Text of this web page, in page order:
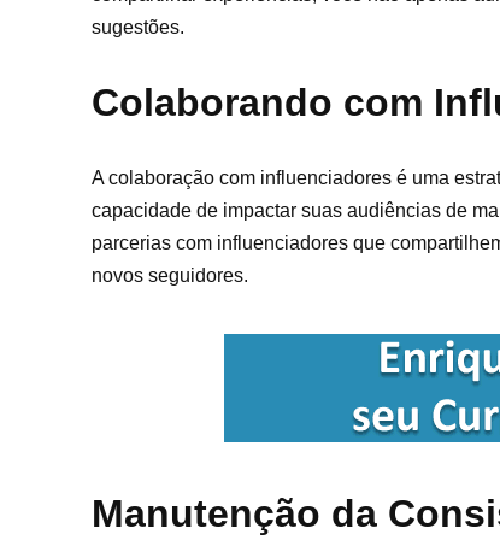
sugestões.
Colaborando com
A colaboração com influenciadores é uma
capacidade de impactar suas audiências de
parcerias com influenciadores que
novos seguidores.
Manutenção da